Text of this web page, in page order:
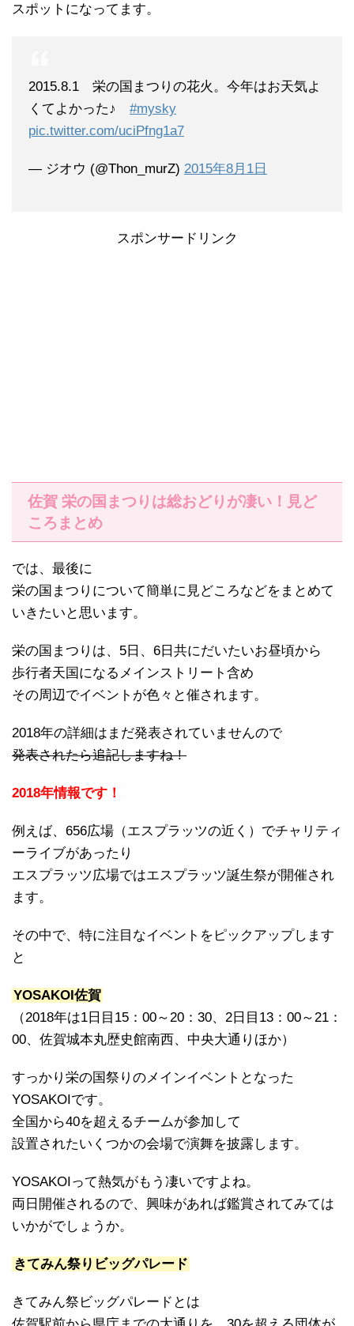
スポットになってます。
2015.8.1 栄の国まつりの花火。今年はお天気よ
くてよかった♪ #mysky
pic.twitter.com/uciPfng1a7
— ジオウ (@Thon_murZ) 2015年8月1日
スポンサードリンク
佐賀 栄の国まつりは総おどりが凄い！見ど
ころまとめ
では、最後に
栄の国まつりについて簡単に見どころなどをまとめて
いきたいと思います。
栄の国まつりは、5日、6日共にだいたいお昼頃から
歩行者天国になるメインストリート含め
その周辺でイベントが色々と催されます。
2018年の詳細はまだ発表されていませんので
発表されたら追記しますね！
2018年情報です！
例えば、656広場（エスプラッツの近く）でチャリティ
ーライブがあったり
エスプラッツ広場ではエスプラッツ誕生祭が開催され
ます。
その中で、特に注目なイベントをピックアップします
と
YOSAKOI佐賀
（2018年は1日目15：00～20：30、2日目13：00～21：
00、佐賀城本丸歴史館南西、中央大通りほか）
すっかり栄の国祭りのメインイベントとなった
YOSAKOIです。
全国から40を超えるチームが参加して
設置されたいくつかの会場で演舞を披露します。
YOSAKOIって熱気がもう凄いですよね。
両日開催されるので、興味があれば鑑賞されてみては
いかがでしょうか。
きてみん祭りビッグパレード
きてみん祭ビッグパレードとは